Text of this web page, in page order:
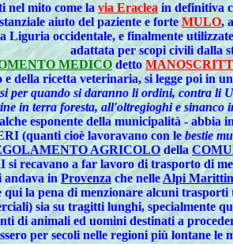
nel mito come la via Eraclea in definitiva
aiuto del paziente e forteMULO,
Liguria occidentale, e finalmente
adattata per scopi civili dalla
MEDICOdetto
della ricetta veterinaria, si legge poi in
per quando si daranno li ordini, contra li
in terra foresta, all'oltregioghi e
esponente della municipalità -
(quanti cioè lavoravano con lebestie
AGRICOLO della
a far lavoro di trasporto di
andava inProvenzache nelleAlpi
la pena di menzionare alcunitrasporti
sia su tragitti lunghi, specialmente
di animali ed uomini destinati a
per secoli nelle regioni più lontane le